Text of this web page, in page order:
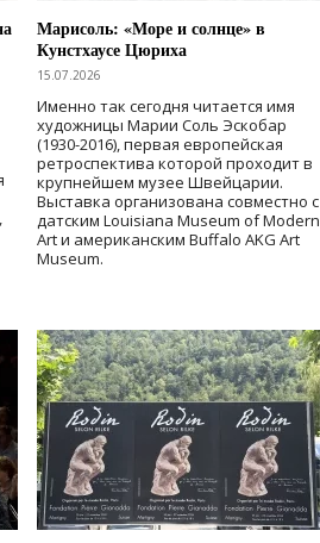
Марисоль: «Море и солнце» в
Кунстхаусе Цюриха
15.07.2026
Именно так сегодня читается имя
художницы Марии Соль Эскобар
(1930-2016), первая европейская
ретроспектива которой проходит в
крупнейшем музее Швейцарии.
Выставка организована совместно с
датским Louisiana Museum of Modern
Art и американским Buffalo AKG Art
Museum.